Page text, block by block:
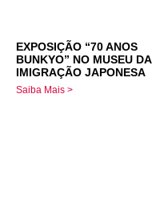
EXPOSIÇÃO “70 ANOS
BUNKYO” NO MUSEU DA
IMIGRAÇÃO JAPONESA
Saiba Mais >